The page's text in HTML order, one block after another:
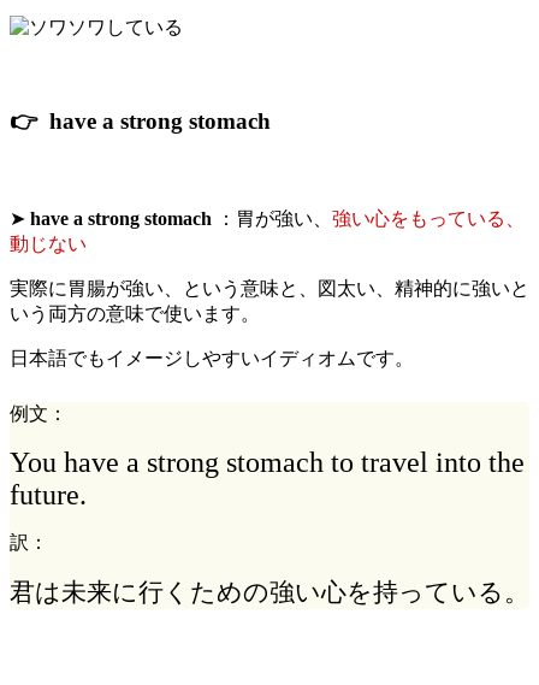
👉 have a strong stomach
➤ have a strong stomach ：胃が強い、 強い心をもっている、
動じない
実際に胃腸が強い、という意味と、図太い、精神的に強いと
いう両方の意味で使います。
日本語でもイメージしやすいイディオムです。
例文：
You have a strong stomach to travel into the
future.
訳：
君は未来に行くための強い心を持っている。